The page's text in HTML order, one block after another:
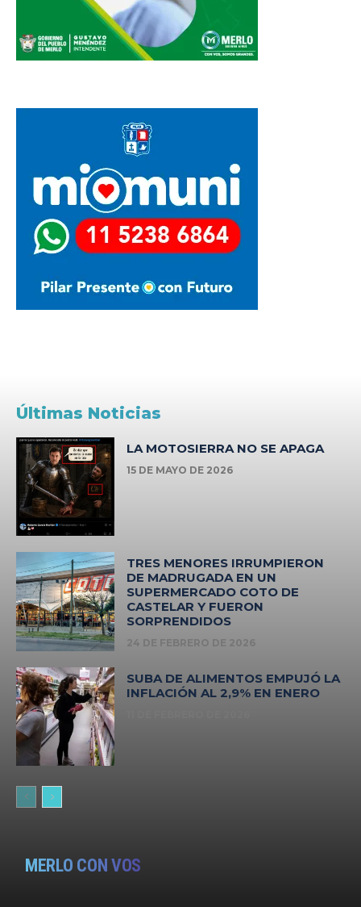
Últimas Noticias
LA MOTOSIERRA NO SE APAGA
15 DE MAYO DE 2026
TRES MENORES IRRUMPIERON
DE MADRUGADA EN UN
SUPERMERCADO COTO DE
CASTELAR Y FUERON
SORPRENDIDOS
24 DE FEBRERO DE 2026
SUBA DE ALIMENTOS EMPUJÓ LA
INFLACIÓN AL 2,9% EN ENERO
MERLO CON VOS